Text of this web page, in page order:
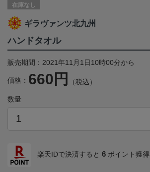
在庫なし
ギラヴァンツ北九州
ハンドタオル
販売期間：2021年11月1日10時00分から
価格： 660円 （税込）
数量
楽天IDで決済すると 6 ポイント獲得